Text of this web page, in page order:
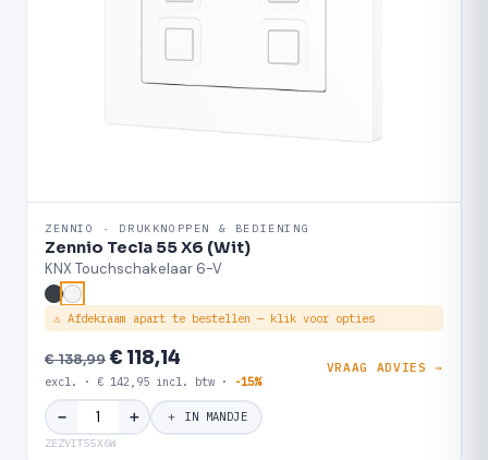
ZENNIO · DRUKKNOPPEN & BEDIENING
Zennio Tecla 55 X6 (Wit)
KNX Touchschakelaar 6-V
⚠ Afdekraam apart te bestellen — klik voor opties
€ 138,99€ 118,14
excl. · € 142,95 incl. btw · -15%
VRAAG ADVIES →
− ＋ ＋ IN MANDJE
ZEZVIT55X6W